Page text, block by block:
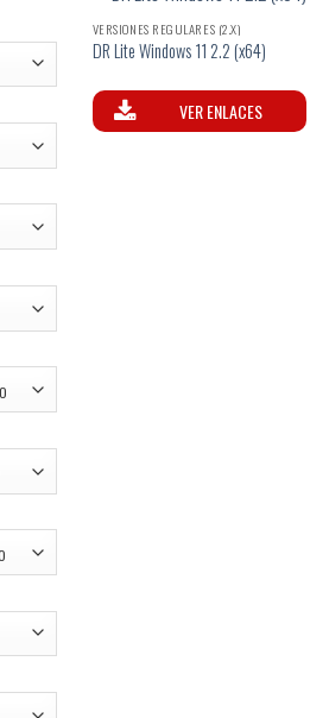
VERSIONES REGULARES (2.X)
DR Lite Windows 11 2.2 (x64)
VER ENLACES